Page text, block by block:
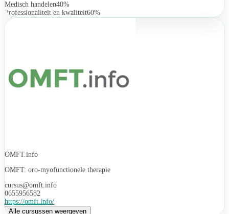
Medisch handelen40%
Professionaliteit en kwaliteit60%
OMFT.info
OMFT: oro-myofunctionele therapie
cursus@omft.info
0655956582
https://omft.info/
Alle cursussen weergeven